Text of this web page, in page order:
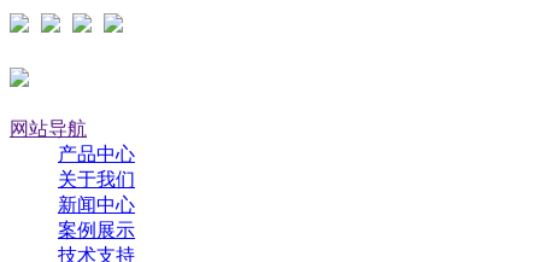
网站导航
产品中心
关于我们
新闻中心
案例展示
技术支持